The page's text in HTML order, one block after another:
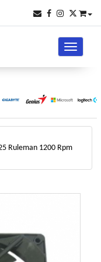
Toggle
Ruleman 1200 Rpm